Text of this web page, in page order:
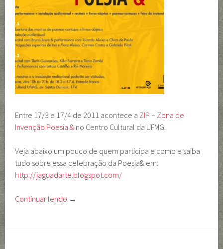
Entre 17/3 e 17/4 de 2011 acontece a ZIP – Zona de
Invenção Poesia & no Centro Cultural da UFMG.
Veja abaixo um pouco de quem participa e como e saiba
tudo sobre essa celebração da Poesia& em:
http://jaguadarte.blogspot.com/
Continuar lendo →